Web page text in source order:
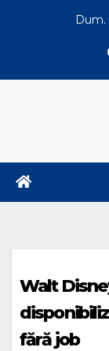
Dum.
Walt
fără job